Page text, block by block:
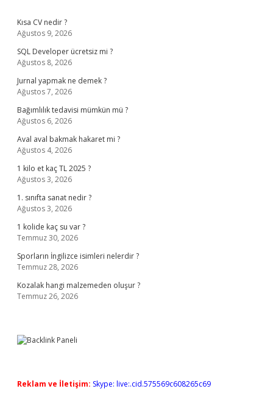
Kısa CV nedir ?
Ağustos 9, 2026
SQL Developer ücretsiz mi ?
Ağustos 8, 2026
Jurnal yapmak ne demek ?
Ağustos 7, 2026
Bağımlılık tedavisi mümkün mü ?
Ağustos 6, 2026
Aval aval bakmak hakaret mi ?
Ağustos 4, 2026
1 kilo et kaç TL 2025 ?
Ağustos 3, 2026
1. sınıfta sanat nedir ?
Ağustos 3, 2026
1 kolide kaç su var ?
Temmuz 30, 2026
Sporların İngilizce isimleri nelerdir ?
Temmuz 28, 2026
Kozalak hangi malzemeden oluşur ?
Temmuz 26, 2026
Reklam ve İletişim: Skype: live:.cid.575569c608265c69